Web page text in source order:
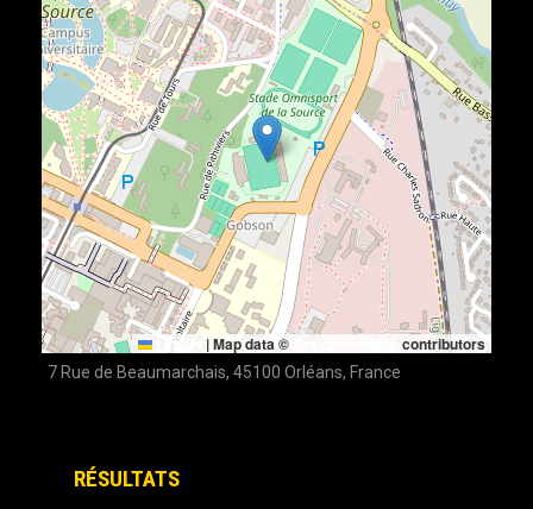
Leaflet |Map data © OpenStreetMap contributors
7 Rue de Beaumarchais, 45100 Orléans, France
RÉSULTATS